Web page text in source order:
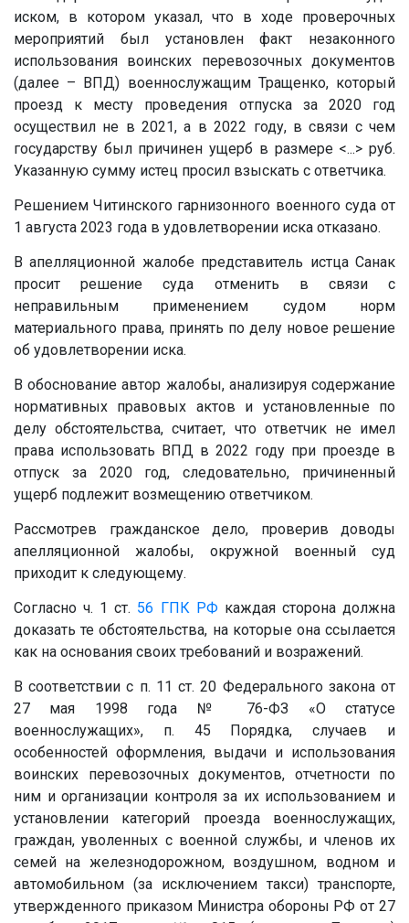
иском, в котором указал, что в ходе проверочных
мероприятий был установлен факт незаконного
использования воинских перевозочных документов
(далее – ВПД) военнослужащим Тращенко, который
проезд к месту проведения отпуска за 2020 год
осуществил не в 2021, а в 2022 году, в связи с чем
государству был причинен ущерб в размере <...> руб.
Указанную сумму истец просил взыскать с ответчика.
Решением Читинского гарнизонного военного суда от
1 августа 2023 года в удовлетворении иска отказано.
В апелляционной жалобе представитель истца Санак
просит решение суда отменить в связи с
неправильным применением судом норм
материального права, принять по делу новое решение
об удовлетворении иска.
В обоснование автор жалобы, анализируя содержание
нормативных правовых актов и установленные по
делу обстоятельства, считает, что ответчик не имел
права использовать ВПД в 2022 году при проезде в
отпуск за 2020 год, следовательно, причиненный
ущерб подлежит возмещению ответчиком.
Рассмотрев гражданское дело, проверив доводы
апелляционной жалобы, окружной военный суд
приходит к следующему.
Согласно ч. 1 ст. 56 ГПК РФкаждая сторона должна
доказать те обстоятельства, на которые она ссылается
как на основания своих требований и возражений.
В соответствии с п. 11 ст. 20 Федерального закона от
27 мая 1998 года № 76-ФЗ «О статусе
военнослужащих», п. 45 Порядка, случаев и
особенностей оформления, выдачи и использования
воинских перевозочных документов, отчетности по
ним и организации контроля за их использованием и
установлении категорий проезда военнослужащих,
граждан, уволенных с военной службы, и членов их
семей на железнодорожном, воздушном, водном и
автомобильном (за исключением такси) транспорте,
утвержденного приказом Министра обороны РФ от 27